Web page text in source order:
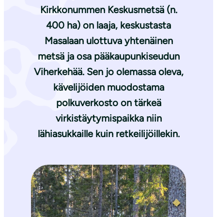
Kirkkonummen Keskusmetsä (n.
400 ha) on laaja, keskustasta
Masalaan ulottuva yhtenäinen
metsä ja osa pääkaupunkiseudun
Viherkehää. Sen jo olemassa oleva,
kävelijöiden muodostama
polkuverkosto on tärkeä
virkistäytymispaikka niin
lähiasukkaille kuin retkeilijöillekin.